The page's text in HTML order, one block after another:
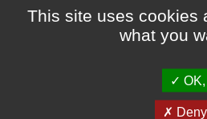
This site uses cookies
what you